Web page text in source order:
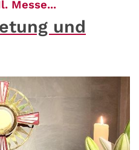
Messe...:
und